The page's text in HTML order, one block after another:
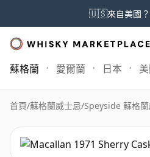
🇺🇸來自美國？
蘇格蘭 愛爾蘭 日本
首頁/蘇格蘭威士忌/Speyside 蘇格